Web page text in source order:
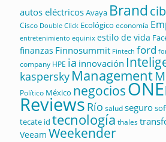
autos eléctricosAvaya Brand
Cisco Double Click Ecológico economía
entretenimiento equinix estilo de vida
finanzas Finnosummit Fintech ford
company HPE ia innovación
kaspersky Management
Político México negocios
Reviews Río saludseguro
tecate id tecnología thales
Veeam Weekender